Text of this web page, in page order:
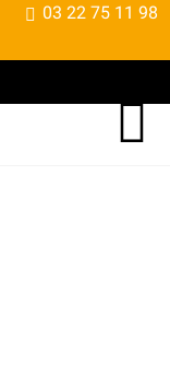
03 22 75 11 98